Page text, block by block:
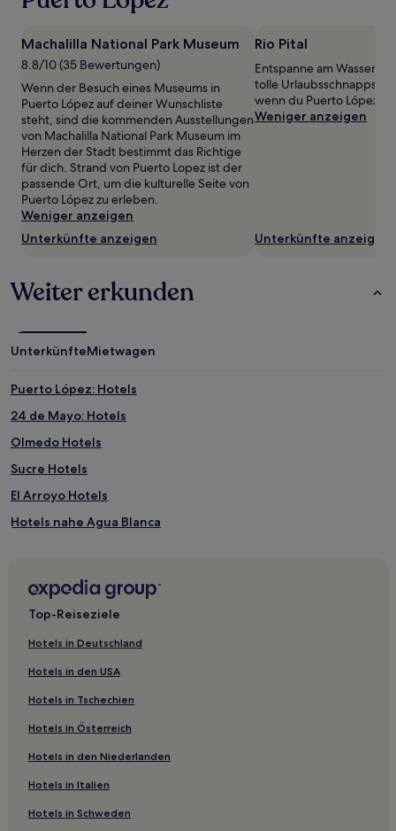
Preise
Verfügbarkeiten
können
sich
ändern.
können
zusätzliche
Bedingungen
gelten.
Machalilla National Park Museum
8.8/10 (35 Bewertungen)
Wenn der Besuch eines Museums in
Puerto López auf deiner Wunschliste
steht, sind die kommenden Ausstellungen
von Machalilla National Park Museum im
Herzen der Stadt bestimmt das Richtige
für dich. Strand von Puerto Lopez ist der
passende Ort, um die kulturelle Seite von
Puerto López zu erleben.
Weniger anzeigen
Unterkünfte anzeigen
Rio Pital
Entspanne am Wasser
tolle
wenn du Puerto López
Weniger anzeigen
Unterkünfte anzeigen
Weiter erkunden
UnterkünfteMietwagen
Puerto López: Hotels
24 de Mayo: Hotels
Olmedo Hotels
Sucre Hotels
El Arroyo Hotels
Hotels nahe Agua Blanca
Montecristi: Hotels
Manabí: Hotels
Santa Marianita: Hotels
Ayacucho Hotels
Hotels nahe Central Bank Museum
Bellavista Hotels
Olmedo: Hotels
Top-Reiseziele
Hotels in Deutschland
Hotels in den USA
Hotels in Tschechien
Hotels in Österreich
Hotels in den Niederlanden
Hotels in Italien
Hotels in Schweden